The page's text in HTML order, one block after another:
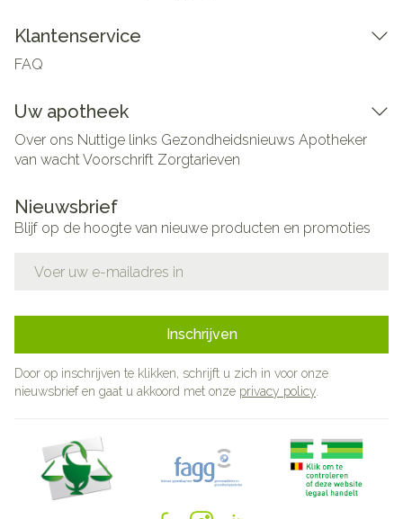
Klantenservice
FAQ
Uw apotheek
Over ons Nuttige links Gezondheidsnieuws Apotheker
van wachtVoorschrift Zorgtarieven
Nieuwsbrief
Blijf op de hoogte van nieuwe producten en promoties
Inschrijven
Door op inschrijven te klikken, schrijft u zich in voor onze
nieuwsbrief en gaat u akkoord met onze privacy policy